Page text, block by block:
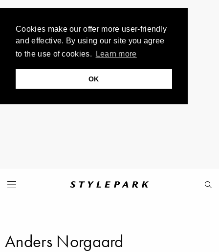
Cookies make our offer more user-friendly
and effective. By using our site you agree
to the use of cookies.
Learn more
OK
Anders Norgaard